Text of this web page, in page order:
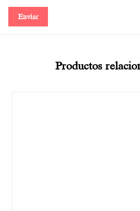
Productos